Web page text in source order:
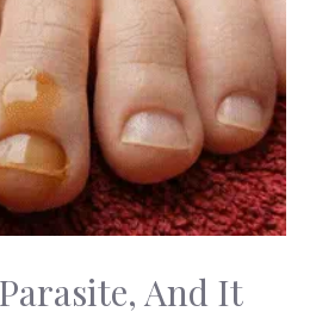
And It